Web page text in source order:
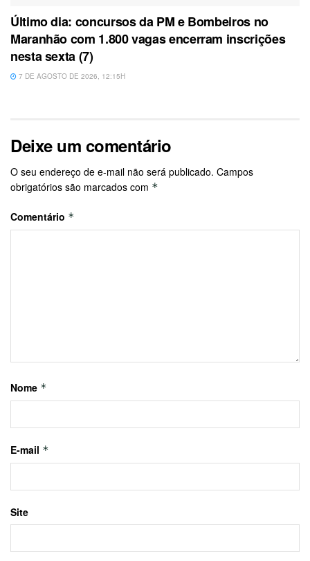
Último dia: concursos da PM e Bombeiros no
Maranhão com 1.800 vagas encerram inscrições
nesta sexta (7)
7 DE AGOSTO DE 2026, 12:15H
Deixe um comentário
O seu endereço de e-mail não será publicado. Campos
obrigatórios são marcados com *
Comentário *
Nome *
E-mail *
Site